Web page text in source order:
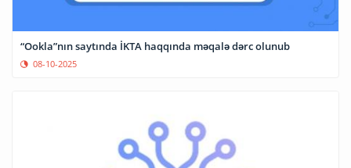
“Ookla”nın saytında İKTA haqqında məqalə dərc olunub
08-10-2025